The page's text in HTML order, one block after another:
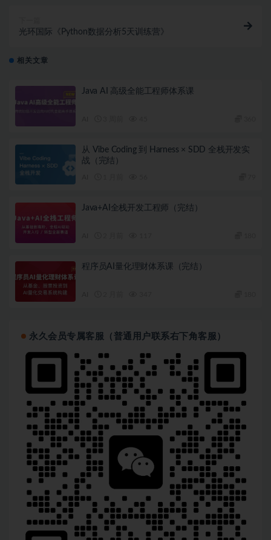
光环国际《Python数据分析5天训练营》
相关文章
Java AI 高级全能工程师体系课
从 Vibe Coding 到 Harness × SDD 全栈开发实
战（完结）
Java+AI全栈开发工程师（完结）
程序员AI量化理财体系课（完结）
永久会员专属客服（普通用户联系右下角客服）